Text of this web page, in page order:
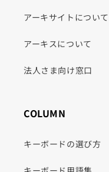
アーキサイトについて
アーキスについて
法人さま向け窓口
COLUMN
キーボードの選び方